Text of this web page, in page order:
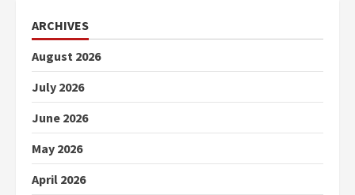
ARCHIVES
August 2026
July 2026
June 2026
May 2026
April 2026